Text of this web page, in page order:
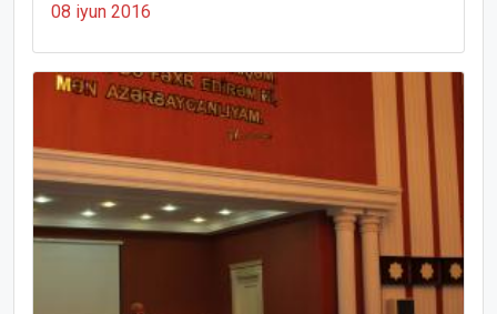
08 iyun 2016